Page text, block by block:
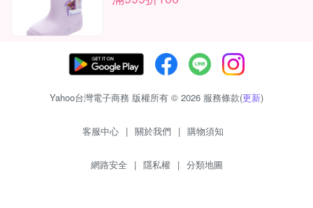
Yahoo台灣電子商務 版權所有 © 2026 服務條款(更新)
客服中心 | 關於我們 | 購物須知
網路安全 | 隱私權 | 分類地圖